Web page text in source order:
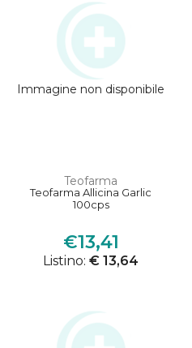
Immagine non disponibile
Teofarma
Teofarma Allicina Garlic
100cps
€13,41
Listino: € 13,64